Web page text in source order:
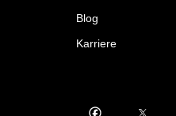
Blog
Karriere